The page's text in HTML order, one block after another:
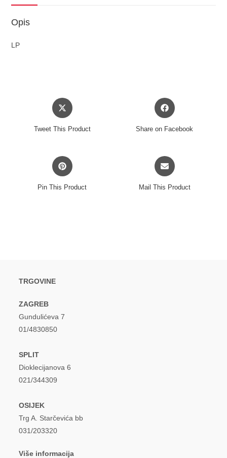
Opis
LP
Opens
in
Tweet This Product
Opens
in
Share on Facebook
Opens
in
Pin This Product
Opens
in
Mail This Product
TRGOVINE
ZAGREB
Gundulićeva 7
01/4830850
SPLIT
Dioklecijanova 6
021/344309
OSIJEK
Trg A. Starčevića bb
031/203320
Više informacija